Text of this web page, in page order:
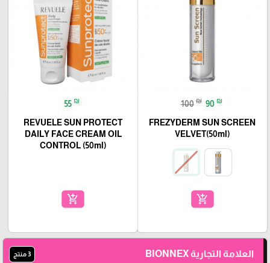
100 ₪ 90 ₪
FREZYDERM SUN SCREEN
VELVET(50ml)
add_shopping_cart
55 ₪
REVUELE SUN PROTECT
DAILY FACE CREAM OIL
CONTROL (50ml)
add_shopping_cart
العلامة التجارية BIONNEX 3 منتج